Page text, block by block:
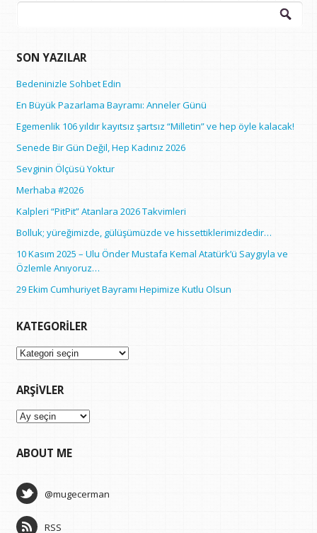
Arama:
SON YAZILAR
Bedeninizle Sohbet Edin
En Büyük Pazarlama Bayramı: Anneler Günü
Egemenlik 106 yıldır kayıtsız şartsız “Milletin” ve hep öyle kalacak!
Senede Bir Gün Değil, Hep Kadınız 2026
Sevginin Ölçüsü Yoktur
Merhaba #2026
Kalpleri “PitPit” Atanlara 2026 Takvimleri
Bolluk; yüreğimizde, gülüşümüzde ve hissettiklerimizdedir…
10 Kasım 2025 – Ulu Önder Mustafa Kemal Atatürk’ü Saygıyla ve
Özlemle Anıyoruz…
29 Ekim Cumhuriyet Bayramı Hepimize Kutlu Olsun
KATEGORILER
Kategoriler
ARŞIVLER
Arşivler
ABOUT ME
@mugecerman
RSS